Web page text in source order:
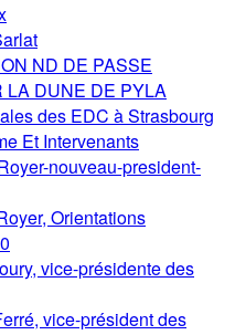
ND DE PASSE
LA DUNE DE PYLA
des EDC à Strasbourg
Et Intervenants
nouveau-president-
Orientations
vice-présidente des
vice-président des